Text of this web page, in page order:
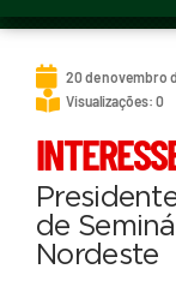
20 de novembro
Visualizações: 0
de
Nordeste